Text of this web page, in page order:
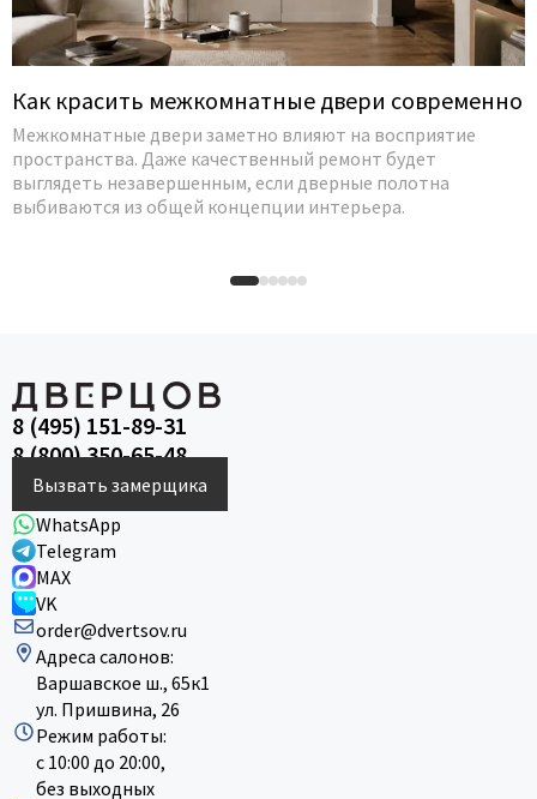
Как красить межкомнатные двери современно
Межкомнатные двери заметно влияют на восприятие
пространства. Даже качественный ремонт будет
выглядеть незавершенным, если дверные полотна
выбиваются из общей концепции интерьера.
8 (495) 151-89-31
8 (800) 350-65-48
Вызвать замерщика
WhatsApp
Telegram
MAX
VK
order@dvertsov.ru
Адреса салонов:
Варшавское ш., 65к1
ул. Пришвина, 26
Режим работы:
с 10:00 до 20:00,
без выходных